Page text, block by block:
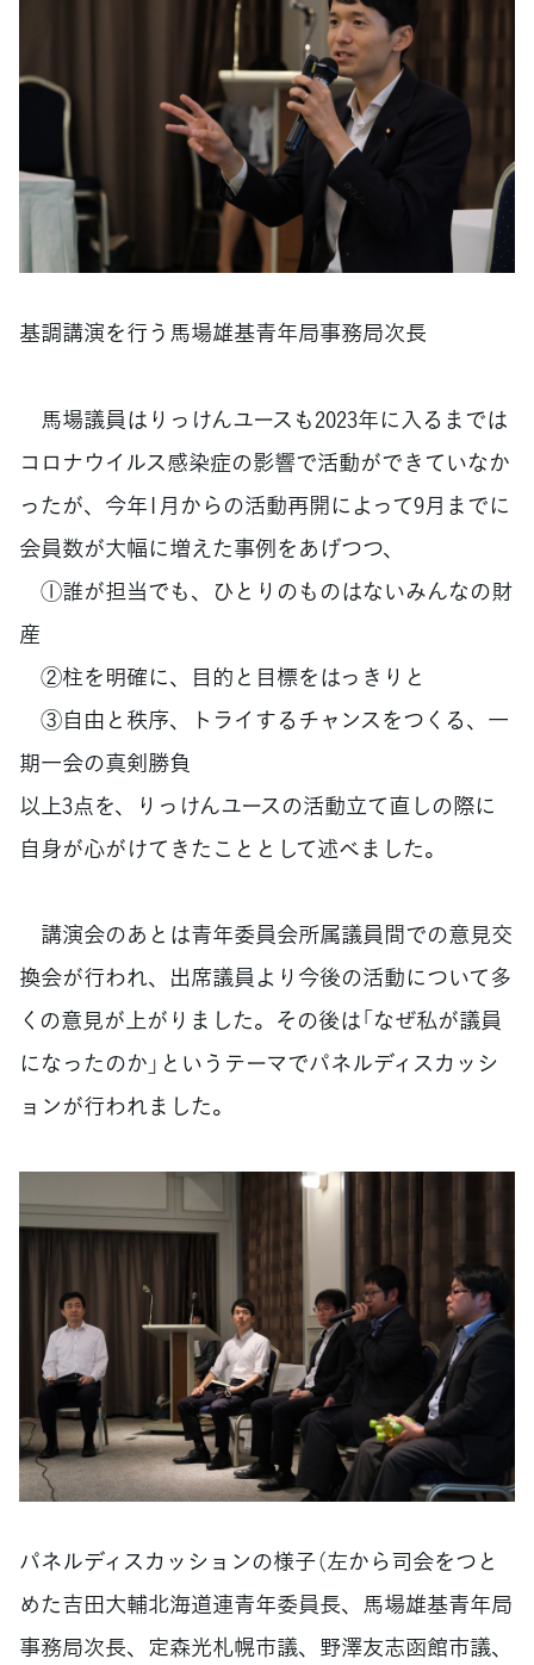
基調講演を行う馬場雄基青年局事務局次長
馬場議員はりっけんユースも2023年に入るまでは
コロナウイルス感染症の影響で活動ができていなか
ったが、今年1月からの活動再開によって9月までに
会員数が大幅に増えた事例をあげつつ、
①誰が担当でも、ひとりのものはないみんなの財
産
②柱を明確に、目的と目標をはっきりと
③自由と秩序、トライするチャンスをつくる、一
期一会の真剣勝負
以上3点を、りっけんユースの活動立て直しの際に
自身が心がけてきたこととして述べました。
講演会のあとは青年委員会所属議員間での意見交
換会が行われ、出席議員より今後の活動について多
くの意見が上がりました。その後は「なぜ私が議員
になったのか」というテーマでパネルディスカッシ
ョンが行われました。
パネルディスカッションの様子（左から司会をつと
めた吉田大輔北海道連青年委員長、馬場雄基青年局
事務局次長、定森光札幌市議、野澤友志函館市議、